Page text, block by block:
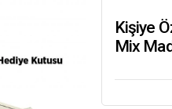
Kişiye
Mix